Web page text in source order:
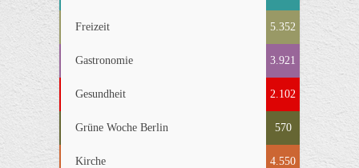
Freizeit 5.352
Gastronomie 3.921
Gesundheit 2.102
Grüne Woche Berlin 570
Kirche 4.550